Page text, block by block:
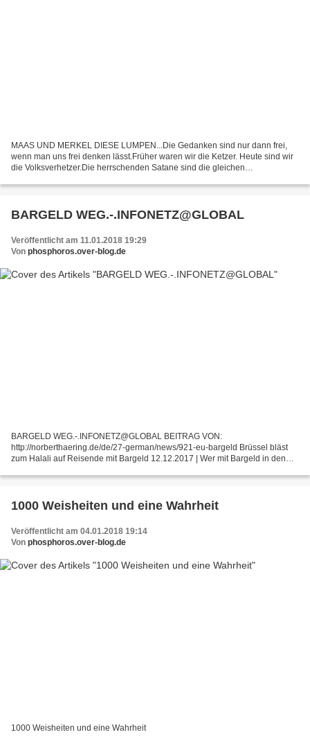
MAAS UND MERKEL DIESE LUMPEN...Die Gedanken sind nur dann frei,
wenn man uns frei denken lässt.Früher waren wir die Ketzer. Heute sind wir
die Volksverhetzer.Die herrschenden Satane sind die gleichen
BARGELD WEG.-.INFONETZ@GLOBAL
Veröffentlicht am 11.01.2018 19:29
Von phosphoros.over-blog.de
BARGELD WEG.-.INFONETZ@GLOBAL BEITRAG VON:
http://norberthaering.de/de/27-german/news/921-eu-bargeld Brüssel bläst
zum Halali auf Reisende mit Bargeld 12.12.2017 | Wer mit Bargeld in den
1000 Weisheiten und eine Wahrheit
Veröffentlicht am 04.01.2018 19:14
Von phosphoros.over-blog.de
1000 Weisheiten und eine Wahrheit